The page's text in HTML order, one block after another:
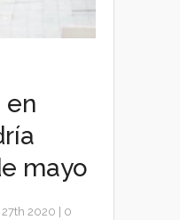
en
mayo
2020
0